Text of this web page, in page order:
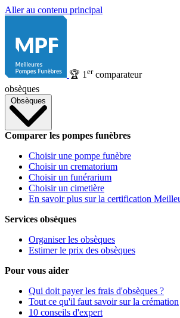
Aller au contenu principal
🏆 1 ercomparateur
obsèques
Obsèques
Comparer les pompes funèbres
Choisir une pompe funèbre
Choisir un crematorium
Choisir un funérarium
Choisir un cimetière
En savoir plus sur la certification
Services obsèques
Organiser les obsèques
Estimer le prix des obsèques
Pour vous aider
Qui doit payer les frais d'obsèques ?
Tout ce qu'il faut savoir sur la crémation
10 conseils d'expert